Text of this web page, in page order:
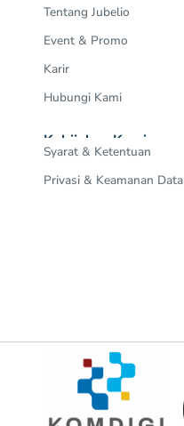
Tentang Jubelio
Event & Promo
Karir
Hubungi Kami
Kebijakan Kami
Syarat & Ketentuan
Privasi & Keamanan Data